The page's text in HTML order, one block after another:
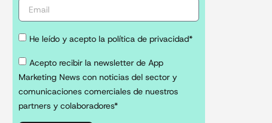
He leído y acepto la política de privacidad*
Acepto recibir la newsletter de App
Marketing News con noticias del sector y
comunicaciones comerciales de nuestros
partners y colaboradores*